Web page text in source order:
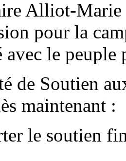
Alliot-Marie
pour la
avec le peuple
de Soutien
maintenant :
le soutien